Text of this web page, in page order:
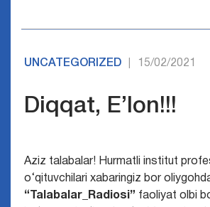
UNCATEGORIZED 15/02/2021
Diqqat, E’lon!!!
Aziz talabalar! Hurmatli institut
o‘qituvchilari xabaringiz bor
“Talabalar_Radiosi” faoliyat olbi